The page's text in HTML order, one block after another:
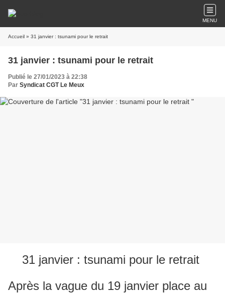
MENU
Accueil » 31 janvier : tsunami pour le retrait
31 janvier : tsunami pour le retrait
Publié le 27/01/2023 à 22:38
Par Syndicat CGT Le Meux
31 janvier : tsunami pour le retrait
Après la vague du 19 janvier place au